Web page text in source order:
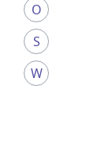
O
S
W